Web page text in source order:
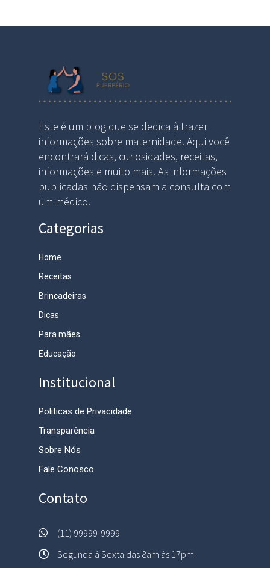
Este é um blog que se dedica à trazer
informações sobre maternidade. Aqui você
encontrará dicas, curiosidades, receitas,
informações e muito mais. As informações
publicadas não dispensam a consulta com
um médico.
Categorias
Home
Receitas
Brincadeiras
Dicas
Para mães
Educação
Institucional
Politicas de Privacidade
Transparência
Sobre Nós
Fale Conosco
Contato
(11) 99999-9999
Segunda à Sexta das 8am às 17pm